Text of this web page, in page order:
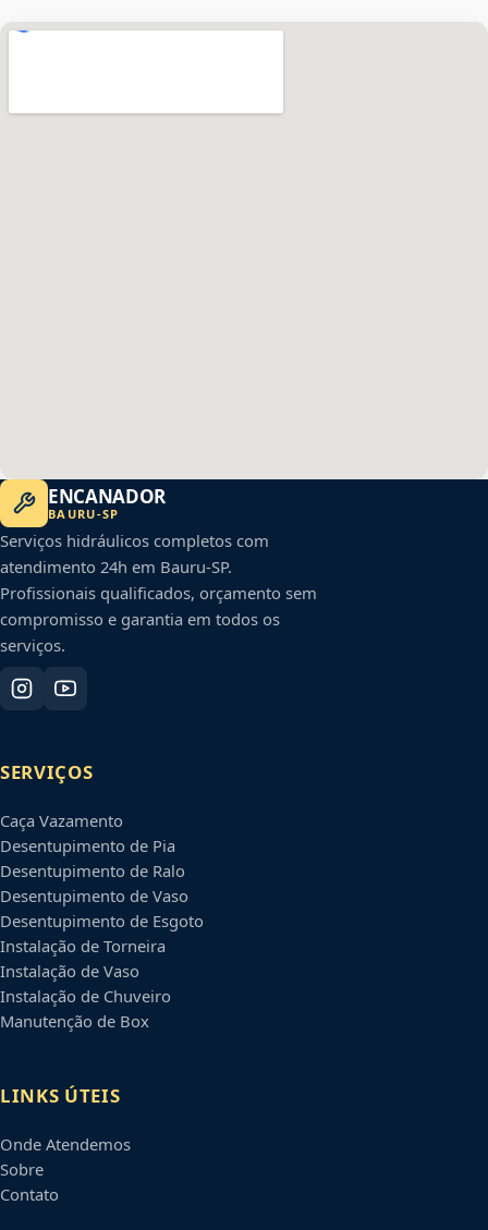
ENCANADOR
BAURU-SP
Serviços hidráulicos completos com
atendimento 24h em Bauru-SP.
Profissionais qualificados, orçamento sem
compromisso e garantia em todos os
serviços.
SERVIÇOS
Caça Vazamento
Desentupimento de Pia
Desentupimento de Ralo
Desentupimento de Vaso
Desentupimento de Esgoto
Instalação de Torneira
Instalação de Vaso
Instalação de Chuveiro
Manutenção de Box
LINKS ÚTEIS
Onde Atendemos
Sobre
Contato